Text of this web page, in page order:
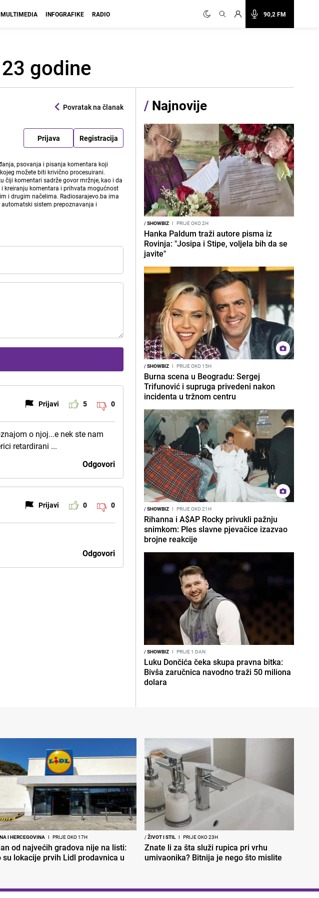
90,2 FM
MULTIMEDIA INFOGRAFIKE RADIO
godine
Povratak na članak
Prijava Registracija
psovanja i pisanja komentara koji
možete biti krivično procesuirani.
čiji komentari sadrže govor mržnje, kao i da
kreiranju komentara i prihvata mogućnost
i drugim načelima. Radiosarajevo.ba ima
sistem prepoznavanja i
Prijavi 5 0
o njoj...e nek ste nam
retardirani ...
Odgovori
Prijavi 0 0
Odgovori
/ Najnovije
/SHOWBIZ I PRIJE OKO 2H
Hanka Paldum traži autore pisma iz
Rovinja: "Josipa i Stipe, voljela bih da se
javite"
/SHOWBIZ I PRIJE OKO 15H
Burna scena u Beogradu: Sergej
Trifunović i supruga privedeni nakon
incidenta u tržnom centru
/SHOWBIZ I PRIJE OKO 21H
Rihanna i A$AP Rocky privukli pažnju
snimkom: Ples slavne pjevačice izazvao
brojne reakcije
/SHOWBIZ I PRIJE 1 DAN
Luku Dončića čeka skupa pravna bitka:
Bivša zaručnica navodno traži 50 miliona
dolara
I HERCEGOVINA I PRIJE OKO 17H
od najvećih gradova nije na listi:
su lokacije prvih Lidl prodavnica u
/ŽIVOT I STIL I PRIJE OKO 23H
Znate li za šta služi rupica pri vrhu
umivaonika? Bitnija je nego što mislite